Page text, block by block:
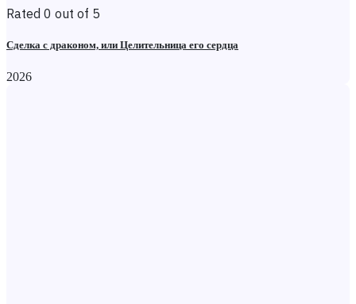
Rated 0 out of 5
Сделка с драконом, или Целительница его сердца
2026